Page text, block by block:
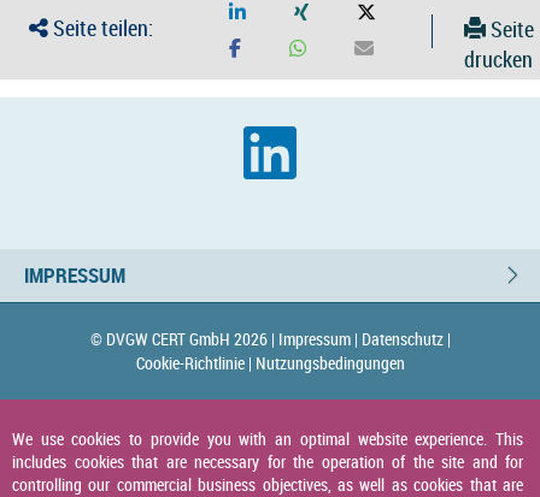
Seite teilen:
Seite
drucken
IMPRESSUM
© DVGW CERT GmbH 2026 | Impressum | Datenschutz |
Cookie-Richtlinie | Nutzungsbedingungen
We use cookies to provide you with an optimal website experience. This
includes cookies that are necessary for the operation of the site and for
controlling our commercial business objectives, as well as cookies that are